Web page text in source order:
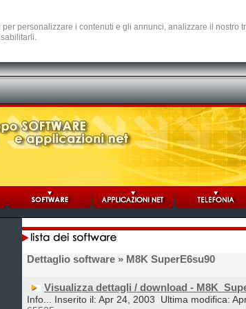
personalizzare i contenuti e gli annunci, analizzare il nostro
Dettaglio software » M8K SuperE6su90
Visualizza dettagli / download -
Info... Inserito il: Apr 24, 2003
Ultima modifica: